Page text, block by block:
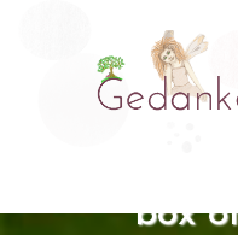
"Life is
box